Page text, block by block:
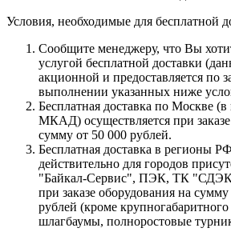
Условия, необходимые для бесплатной
Сообщите менеджеру, что Вы
услугой бесплатной доставки
акционной и предоставляется по
выполнении указанных ниже
Бесплатная доставка по Москве (в
МКАД) осуществляется при
сумму от 50 000 рублей.
Бесплатная доставка в регионы
действительно для городов
"Байкал-Сервис", ПЭК, ТК
при заказе оборудования на
рублей (кроме
шлагбаумы, полноростовые